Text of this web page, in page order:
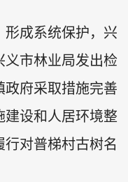
形成系统保护，兴
义市林业局发出检
府采取措施完善
设和人居环境整
对普梯村古树名